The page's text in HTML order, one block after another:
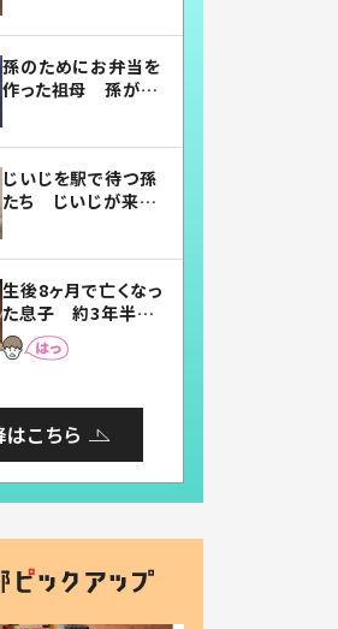
孫のためにお弁当を
作った祖母 孫が絶
じいじを駅で待つ孫
たち じいじが来た
まらない」「幸せにな
れる」
生後8ヶ月で亡くなっ
た息子 約3年半
後、当時の妻の日記
に書いてあった本音
こちら